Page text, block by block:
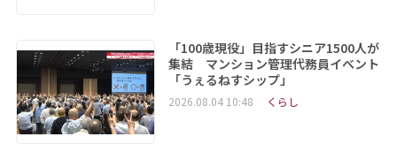
「100歳現役」目指すシニア1500人が
集結 マンション管理代務員イベント
「うぇるねすシップ」
2026.08.04 10:48 くらし